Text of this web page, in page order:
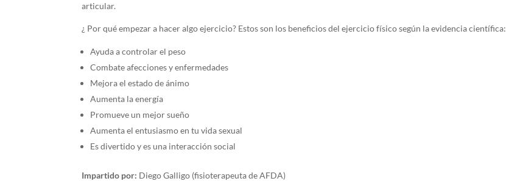
articular.
¿ Por qué empezar a hacer algo ejercicio? Estos son los beneficios del ejercicio físico según la evidencia científica:
Ayuda a controlar el peso
Combate afecciones y enfermedades
Mejora el estado de ánimo
Aumenta la energía
Promueve un mejor sueño
Aumenta el entusiasmo en tu vida sexual
Es divertido y es una interacción social
Impartido por: Diego Galligo (fisioterapeuta de AFDA)